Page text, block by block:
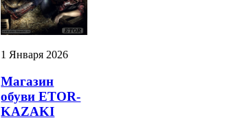
1 Января 2026
Магазин
обуви ETOR-
KAZAKI